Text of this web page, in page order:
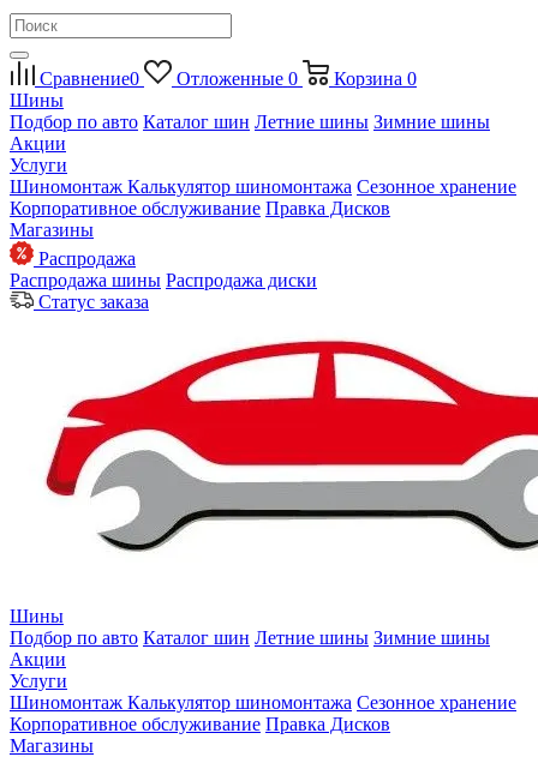
Сравнение0 Отложенные 0 Корзина 0
Шины
Подбор по авто Каталог шин Летние шины Зимние шины
Акции
Услуги
Шиномонтаж Калькулятор шиномонтажа Сезонное хранение
Корпоративное обслуживание Правка Дисков
Магазины
Распродажа
Распродажа шины Распродажа диски
Статус заказа
Шины
Подбор по авто Каталог шин Летние шины Зимние шины
Акции
Услуги
Шиномонтаж Калькулятор шиномонтажа Сезонное хранение
Корпоративное обслуживание Правка Дисков
Магазины